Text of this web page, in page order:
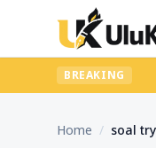
BREAKING
Home / soal